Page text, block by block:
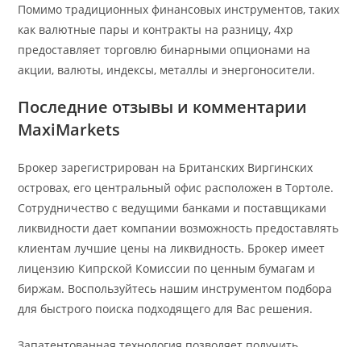
Помимо традиционных финансовых инструментов, таких
как валютные пары и контракты на разницу, 4xp
предоставляет торговлю бинарными опционами на
акции, валюты, индексы, металлы и энергоносители.
Последние отзывы и комментарии
MaxiMarkets
Брокер зарегистрирован на Британских Виргинских
островах, его центральный офис расположен в Тортоле.
Сотрудничество с ведущими банками и поставщиками
ликвидности дает компании возможность предоставлять
клиентам лучшие цены на ликвидность. Брокер имеет
лицензию Кипрской Комиссии по ценным бумагам и
биржам. Воспользуйтесь нашим инструментом подбора
для быстрого поиска подходящего для Вас решения.